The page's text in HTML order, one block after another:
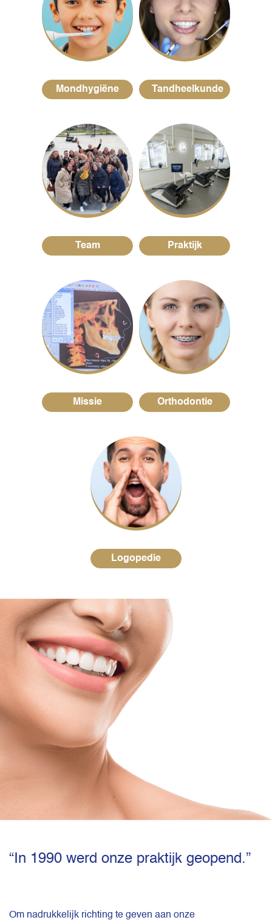
Mondhygiëne Tandheelkunde
Team Praktijk
Missie Orthodontie
Logopedie
“In 1990 werd onze praktijk geopend.”
Om nadrukkelijk richting te geven aan onze